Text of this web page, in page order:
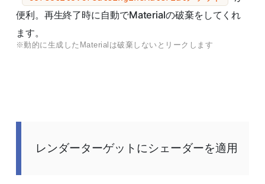
便利。再生終了時に自動でMaterialの破棄をしてくれ
ます。
※動的に生成したMaterialは破棄しないとリークします
レンダーターゲットにシェーダーを適用